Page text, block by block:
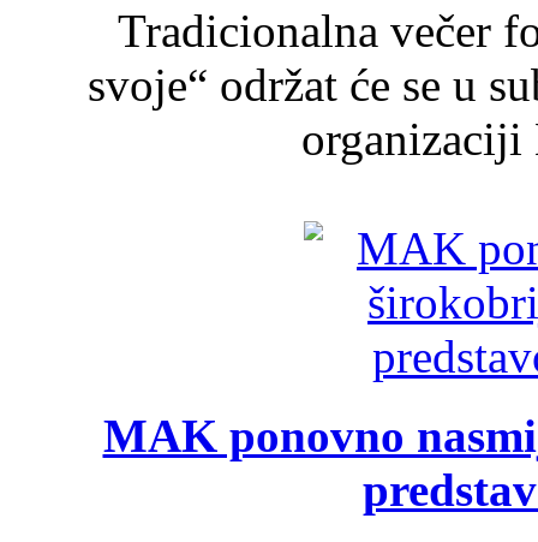
Tradicionalna večer
svoje“ održat će se u
organizaciji
MAK ponovno